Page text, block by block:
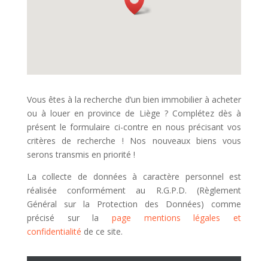
Vous êtes à la recherche d’un bien immobilier à acheter
ou à louer en province de Liège ? Complétez dès à
présent le formulaire ci-contre en nous précisant vos
critères de recherche ! Nos nouveaux biens vous
serons transmis en priorité !
La collecte de données à caractère personnel est
réalisée conformément au R.G.P.D. (Règlement
Général sur la Protection des Données) comme
précisé sur la page mentions légales et
confidentialité de ce site.